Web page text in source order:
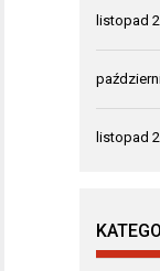
listopad
listopad